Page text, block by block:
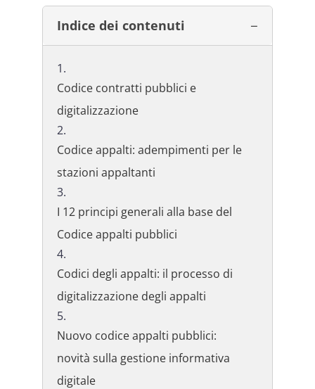
Indice dei contenuti
Codice contratti pubblici e
digitalizzazione
Codice appalti: adempimenti per le
stazioni appaltanti
I 12 principi generali alla base del
Codice appalti pubblici
Codici degli appalti: il processo di
digitalizzazione degli appalti
Nuovo codice appalti pubblici:
novità sulla gestione informativa
digitale